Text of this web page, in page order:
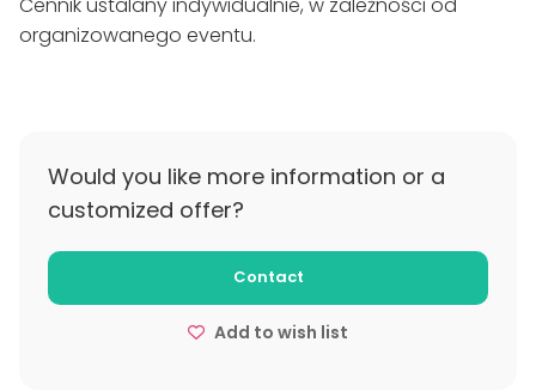
organizowanego eventu.
Would you like more information or a
customized offer?
Contact
Add to wish list